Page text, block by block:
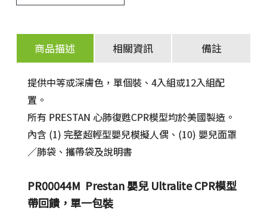
商品描述 相關資訊 備註
提供中等或深膚色，單個裝、4入組或12入組配
置。
所有 PRESTAN 心肺復甦CPR模型均於美國製造。
內含 (1) 完整超輕型嬰兒模擬人偶、(10) 嬰兒面罩
／肺袋、攜帶袋及說明書
PR00044M Prestan 嬰兒 Ultralite CPR模型
帶回饋，單一包裝